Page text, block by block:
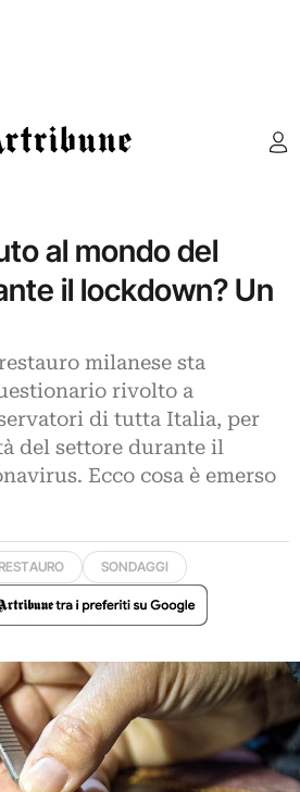
al mondo del
il lockdown? Un
milanese sta
rivolto a
di tutta Italia, per
del settore durante il
Ecco cosa è emerso
SONDAGGI